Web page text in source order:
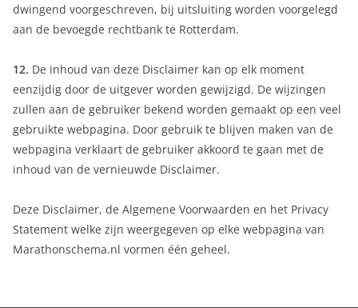
dwingend voorgeschreven, bij uitsluiting worden voorgelegd
aan de bevoegde rechtbank te Rotterdam.
12. De inhoud van deze Disclaimer kan op elk moment
eenzijdig door de uitgever worden gewijzigd. De wijzingen
zullen aan de gebruiker bekend worden gemaakt op een veel
gebruikte webpagina. Door gebruik te blijven maken van de
webpagina verklaart de gebruiker akkoord te gaan met de
inhoud van de vernieuwde Disclaimer.
Deze Disclaimer, de Algemene Voorwaarden en het Privacy
Statement welke zijn weergegeven op elke webpagina van
Marathonschema.nl vormen één geheel.